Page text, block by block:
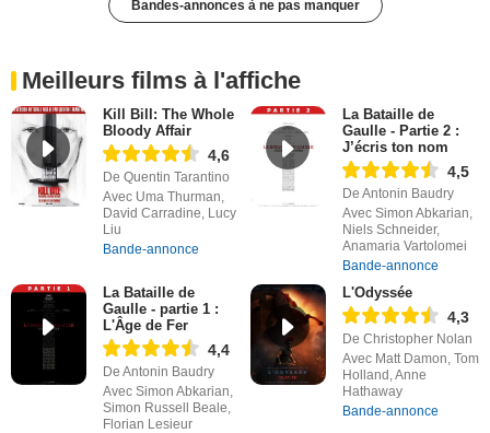
Bandes-annonces à ne pas manquer
Meilleurs films à l'affiche
Kill Bill: The Whole
Bloody Affair
4,6
De Quentin Tarantino
Avec Uma Thurman,
David Carradine, Lucy
Liu
Bande-annonce
La Bataille de
Gaulle - Partie 2 :
J’écris ton nom
4,5
De Antonin Baudry
Avec Simon Abkarian,
Niels Schneider,
Anamaria Vartolomei
Bande-annonce
La Bataille de
Gaulle - partie 1 :
L'Âge de Fer
4,4
De Antonin Baudry
Avec Simon Abkarian,
Simon Russell Beale,
Florian Lesieur
L'Odyssée
4,3
De Christopher Nolan
Avec Matt Damon, Tom
Holland, Anne
Hathaway
Bande-annonce